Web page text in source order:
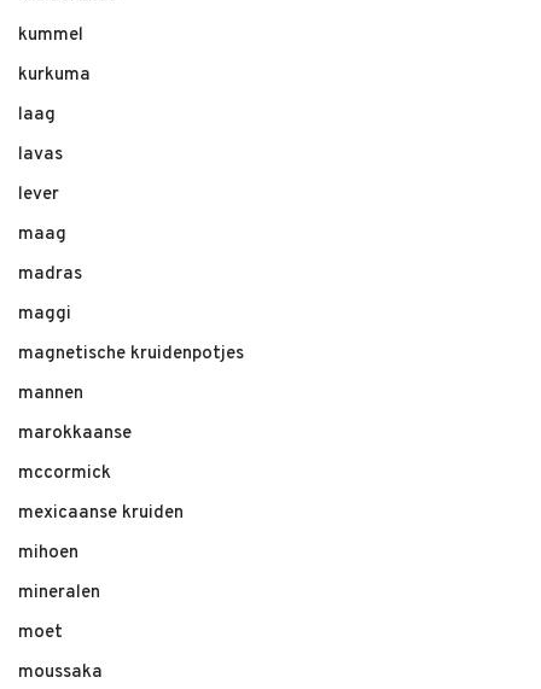
kummel
kurkuma
laag
lavas
lever
maag
madras
maggi
magnetische kruidenpotjes
mannen
marokkaanse
mccormick
mexicaanse kruiden
mihoen
mineralen
moet
moussaka